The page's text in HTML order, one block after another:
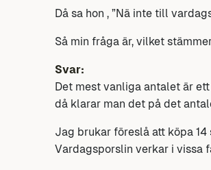
Då sa hon , ”Nä inte till
Så min fråga är, vilket
Svar:
Det mest vanliga antalet är
då klarar man det på det
Jag brukar föreslå att köpa
Vardagsporslin verkar i vissa